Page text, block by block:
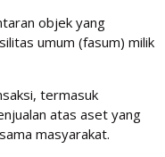
objek yang
umum (fasum) milik
termasuk
atas aset yang
masyarakat.